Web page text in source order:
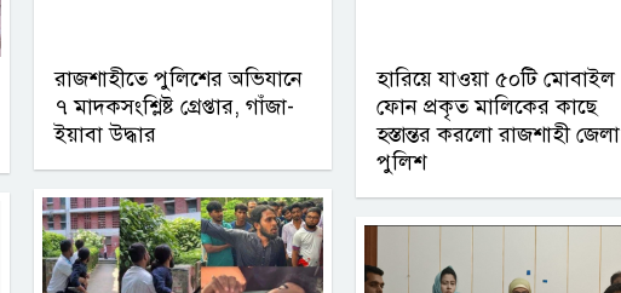
রাজশাহীতে পুলিশের অভিযানে
৭ মাদকসংশ্লিষ্ট গ্রেপ্তার, গাঁজা-
ইয়াবা উদ্ধার
হারিয়ে যাওয়া ৫০টি মোবাইল
ফোন প্রকৃত মালিকের কাছে
হস্তান্তর করলো রাজশাহী জেলা
পুলিশ